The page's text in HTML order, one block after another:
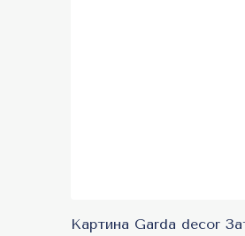
Картина Garda decor